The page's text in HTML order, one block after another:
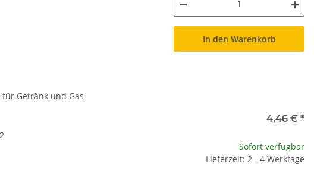
In den Warenkorb
Getränk und Gas
4,46 € *
Sofort verfügbar
Lieferzeit: 2 - 4 Werktage